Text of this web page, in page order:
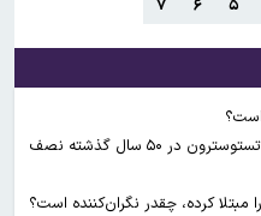
۵ ۶ ۷
بحران خاموش سلامت مردان؛ سطح تستوسترون در ۵۰ سال گذشته نصف
مبتلا کرده، چقدر نگران‌کننده است؟